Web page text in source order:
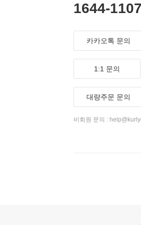
1644-1107
카카오톡 문의
1:1 문의
대량주문 문의
비회원 문의 :